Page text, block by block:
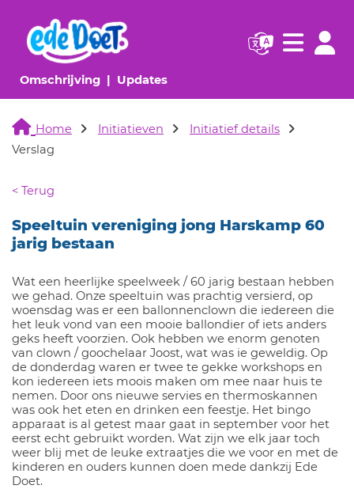
Omschrijving(huidige pagina)
Updates(huidige pagina)
Navigatie
Home Initiatieven
Initiatief details
Verslag
< Terug
Speeltuin vereniging jong Harskamp 60
jarig bestaan
Wat een heerlijke speelweek / 60 jarig bestaan hebben
we gehad. Onze speeltuin was prachtig versierd, op
woensdag was er een ballonnenclown die iedereen die
het leuk vond van een mooie ballondier of iets anders
geks heeft voorzien. Ook hebben we enorm genoten
van clown / goochelaar Joost, wat was ie geweldig. Op
de donderdag waren er twee te gekke workshops en
kon iedereen iets moois maken om mee naar huis te
nemen. Door ons nieuwe servies en thermoskannen
was ook het eten en drinken een feestje. Het bingo
apparaat is al getest maar gaat in september voor het
eerst echt gebruikt worden. Wat zijn we elk jaar toch
weer blij met de leuke extraatjes die we voor en met de
kinderen en ouders kunnen doen mede dankzij Ede
Doet.